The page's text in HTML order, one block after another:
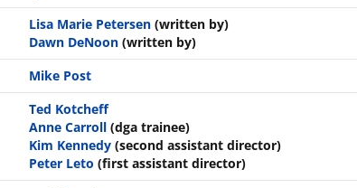
Lisa Marie Petersen (written by)
Dawn DeNoon (written by)
Mike Post
Ted Kotcheff
Anne Carroll (dga trainee)
Kim Kennedy (second assistant director)
Peter Leto (first assistant director)